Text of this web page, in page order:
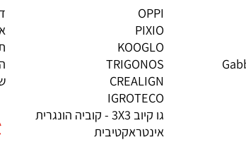
מותגים בייבוא אישי
OPPI
PIXIO
KOOGLO
TRIGONOS
CREALIGN
דף